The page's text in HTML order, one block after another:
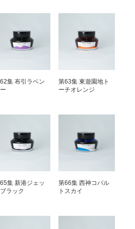
集 布引ラベン
第63集 東遊園地ト
ーチオレンジ
集 新港ジェッ
ブラック
第66集 西神コバル
トスカイ